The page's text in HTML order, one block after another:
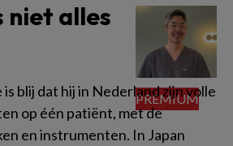
niet alles
blij dat hij in Nederland zijn volle
op één patiënt, met de
en instrumenten. In Japan